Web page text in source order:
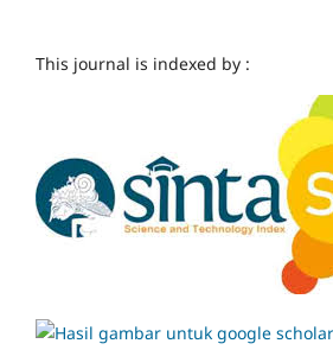
This journal is indexed by :